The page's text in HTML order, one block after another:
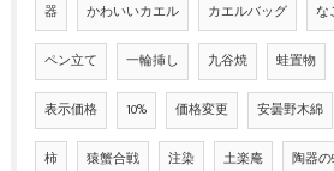
器 かわいいカエル カエルバッグ な
ペン立て 一輪挿し 九谷焼 蛙置物
表示価格 10% 価格変更 安曇野木綿
柿 猿蟹合戦 注染 土楽庵 陶器